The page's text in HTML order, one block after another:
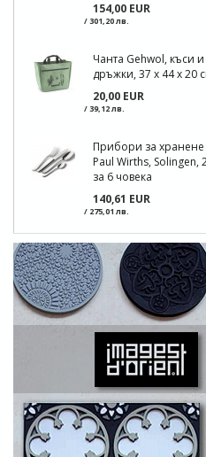
154,00 EUR
/ 301,20 лв.
Чанта Gehwol, къси
дръжки, 37 x 44 x 20
20,00 EUR
/ 39,12 лв.
Прибори за хранене
Paul Wirths, Solingen,
за 6 човека
140,61 EUR
/ 275,01 лв.